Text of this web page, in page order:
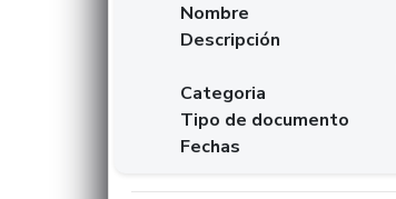
Nombre
Descripción
Categoria
Tipo de documento
Fechas